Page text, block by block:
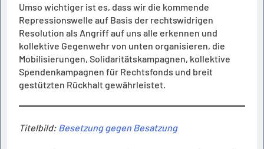
Umso wichtiger ist es, dass wir die kommende
Repressionswelle auf Basis der rechtswidrigen
Resolution als Angriff auf uns alle erkennen und
kollektive Gegenwehr von unten organisieren, die
Mobilisierungen, Solidaritätskampagnen, kollektive
Spendenkampagnen für Rechtsfonds und breit
gestützten Rückhalt gewährleistet.
Titelbild: Besetzung gegen Besatzung